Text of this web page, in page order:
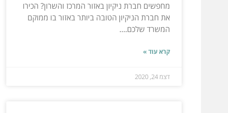
מחפשים חברת ניקיון באזור המרכז והשרון? הכירו
את חברת הניקיון הטובה ביותר באזור בו ממוקם
המשרד שלכם....
קרא עוד »
דצמ 24, 2020